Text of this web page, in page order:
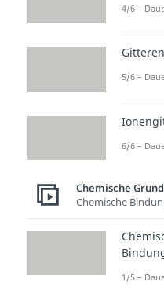
Dauer:
Dauer:
Dauer:
4/6 –
5/6 –
6/6 –
Chemische
Chemische
1/5 –